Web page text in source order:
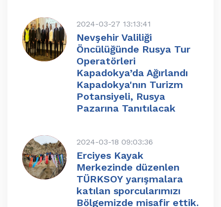
2024-03-27 13:13:41
Nevşehir Valiliği
Öncülüğünde Rusya Tur
Operatörleri
Kapadokya’da Ağırlandı
Kapadokya'nın Turizm
Potansiyeli, Rusya
Pazarına Tanıtılacak
2024-03-18 09:03:36
Erciyes Kayak
Merkezinde düzenlen
TÜRKSOY yarışmalara
katılan sporcularımızı
Bölgemizde misafir ettik.